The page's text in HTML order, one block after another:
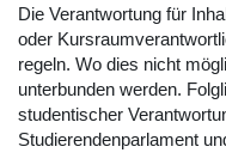
Die Verantwortung für
oder
regeln. Wo dies nicht
unterbunden werden.
studentischer
Studierendenparlament